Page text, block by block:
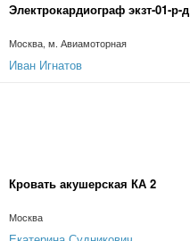
Электрокардиограф экзт-01-р-д
Москва, м. Авиамоторная
Иван Игнатов
Кровать акушерская КА 2
Москва